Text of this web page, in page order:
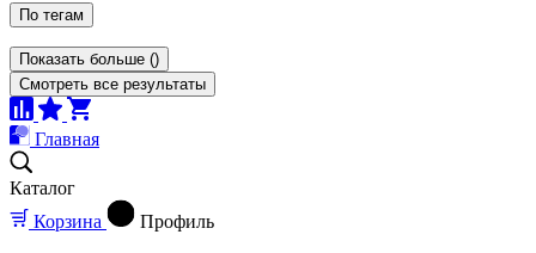
По тегам
Показать больше ()
Смотреть все результаты
Главная
Каталог
Корзина
Профиль